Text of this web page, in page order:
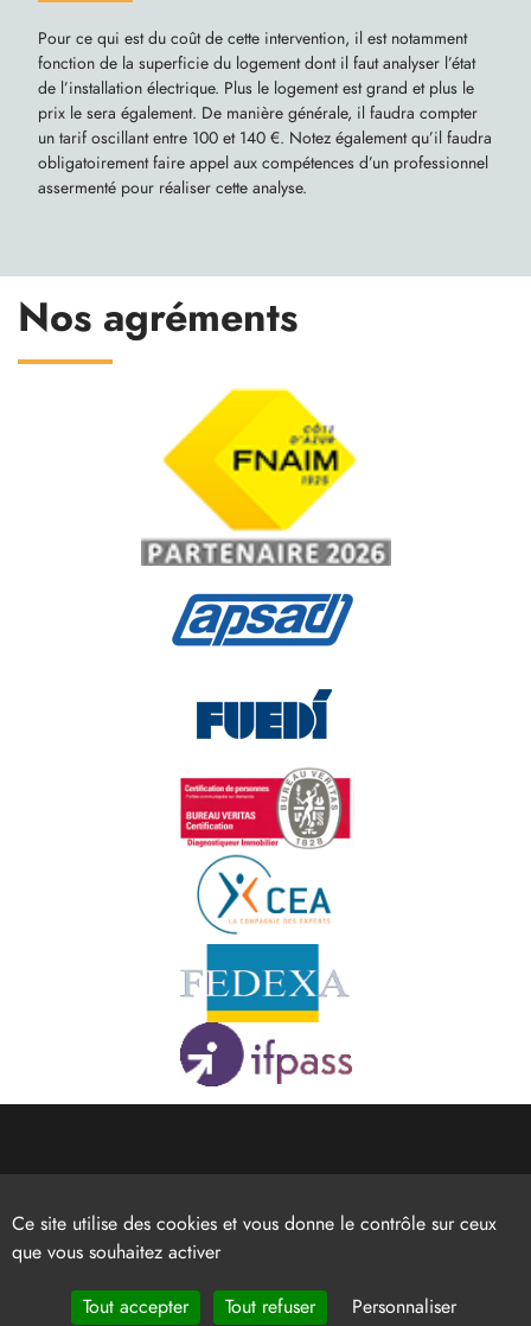
Pour ce qui est du coût de cette intervention, il est notamment
fonction de la superficie du logement dont il faut analyser l’état
de l’installation électrique. Plus le logement est grand et plus le
prix le sera également. De manière générale, il faudra compter
un tarif oscillant entre 100 et 140 €. Notez également qu’il faudra
obligatoirement faire appel aux compétences d’un professionnel
assermenté pour réaliser cette analyse.
Nos agréments
Ce site utilise des cookies et vous donne le contrôle sur ceux
que vous souhaitez activer
Tout accepter Tout refuser Personnaliser